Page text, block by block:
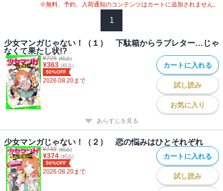
※無料、予約、入荷通知のコンテンツはカートに追加されません。
1
少女マンガじゃない！（１） 下駄箱からラブレター…じゃ
なくて果たし状!?
¥726 (税込)
¥363 (税込)
50%OFF
2026.08.20まで
カートに入れる
試し読み
お気に入り
あらすじを見る
少女マンガじゃない！（２） 恋の悩みはひとそれぞれ
¥748 (税込)
¥374 (税込)
50%OFF
2026.08.20まで
カートに入れる
試し読み